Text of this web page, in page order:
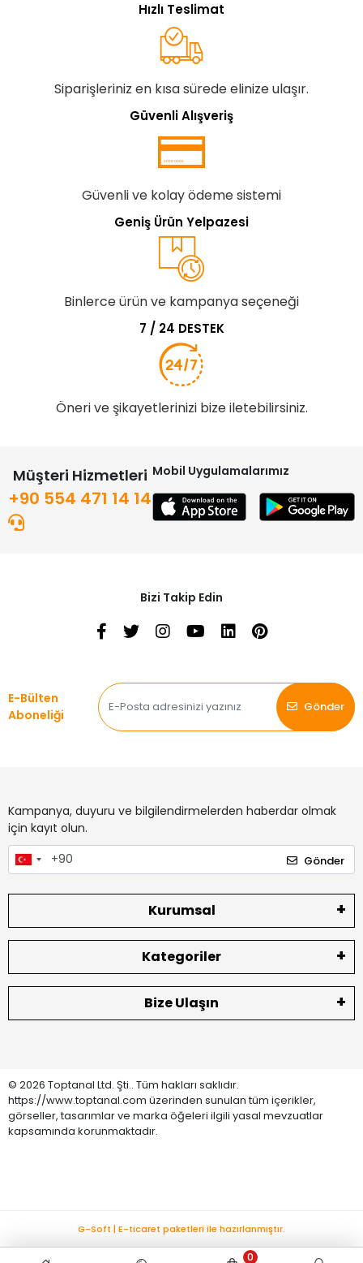
Hızlı Teslimat
Siparişleriniz en kısa sürede elinize ulaşır.
Güvenli Alışveriş
Güvenli ve kolay ödeme sistemi
Geniş Ürün Yelpazesi
Binlerce ürün ve kampanya seçeneği
7 / 24 DESTEK
Öneri ve şikayetlerinizi bize iletebilirsiniz.
Müşteri Hizmetleri
+90 554 471 14 14
Mobil Uygulamalarımız
Bizi Takip Edin
E-Bülten
Aboneliği
Gönder
Kampanya, duyuru ve bilgilendirmelerden haberdar olmak
için kayıt olun.
Gönder
Kurumsal
Kategoriler
Bize Ulaşın
© 2026 Toptanal Ltd. Şti.. Tüm hakları saklıdır.
https://www.toptanal.com üzerinden sunulan tüm içerikler,
görseller, tasarımlar ve marka öğeleri ilgili yasal mevzuatlar
kapsamında korunmaktadır.
0
G-Soft | E-ticaret paketleri ile hazırlanmıştır.